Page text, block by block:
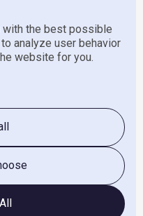
the best possible
analyze user behavior
website for you.